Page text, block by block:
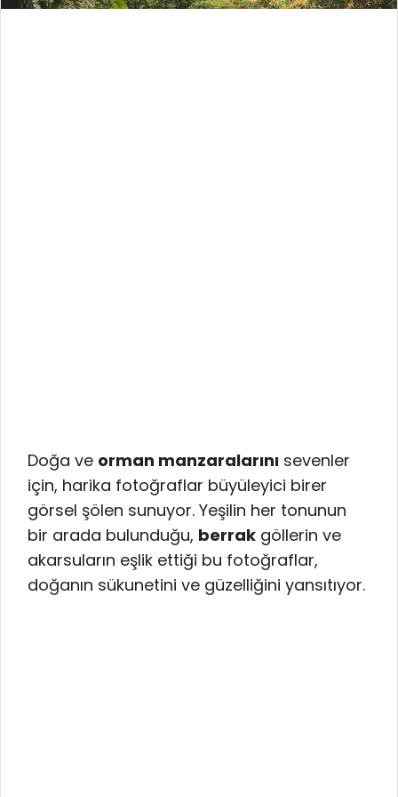
Doğa ve orman manzaralarını sevenler
için, harika fotoğraflar büyüleyici birer
görsel şölen sunuyor. Yeşilin her tonunun
bir arada bulunduğu, berrak göllerin ve
akarsuların eşlik ettiği bu fotoğraflar,
doğanın sükunetini ve güzelliğini yansıtıyor.